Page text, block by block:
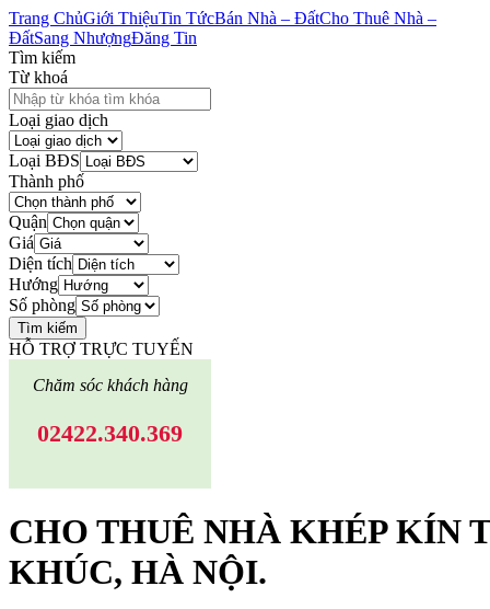
Trang ChủGiới ThiệuTin TứcBán Nhà – ĐấtCho Thuê Nhà –
ĐấtSang NhượngĐăng Tin
Tìm kiếm
Từ khoá
Loại giao dịch
Loại BĐS
Thành phố
Quận
Giá
Diện tích
Hướng
Số phòng
Tìm kiếm
HỖ TRỢ TRỰC TUYẾN
Chăm sóc khách hàng
02422.340.369
CHO THUÊ NHÀ KHÉP KÍN
KHÚC, HÀ NỘI.